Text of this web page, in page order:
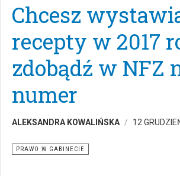
Chcesz
recepty w 2017
zdobądź w NFZ
numer
ALEKSANDRA KOWALIŃSKA 12
PRAWO W GABINECIE